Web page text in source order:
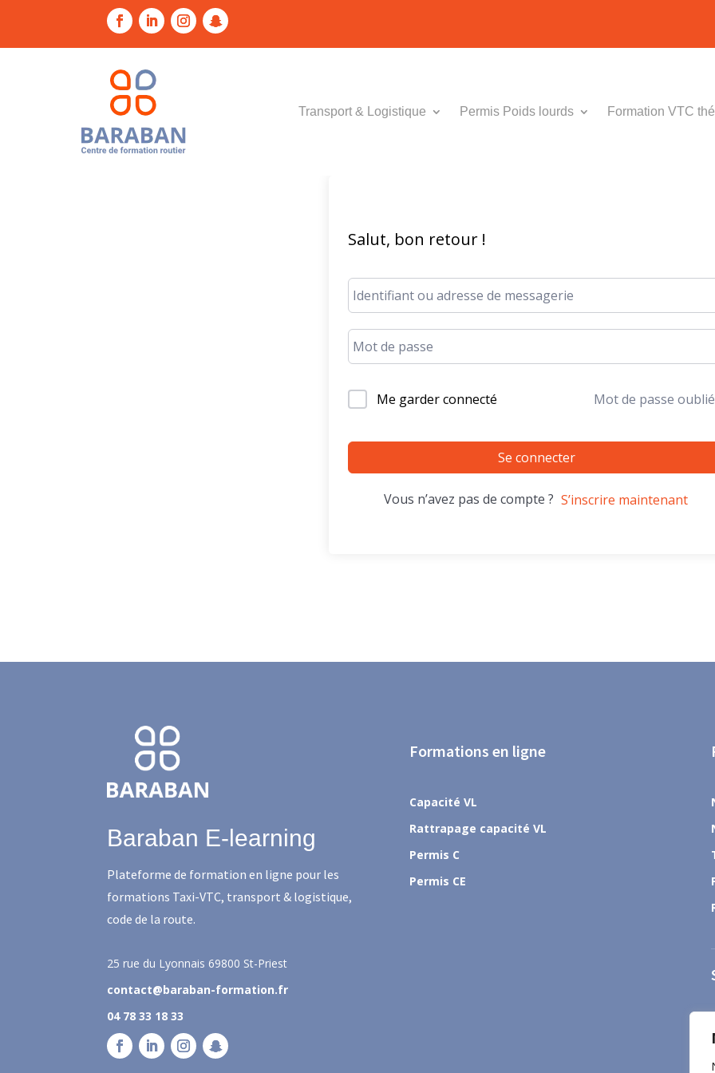
Transport & Logistique Permis Poids lourds Formation VTC
Salut, bon retour !
Me garder connecté Mot de passe
Se connecter
Vous n’avez pas de compte ? S’inscrire maintenant
Baraban E-learning
Plateforme de formation en ligne pour les
formations Taxi-VTC, transport & logistique,
code de la route.
25 rue du Lyonnais 69800 St-Priest
contact@baraban-formation.fr
04 78 33 18 33
Formations en ligne
Capacité VL
Rattrapage capacité VL
Permis C
Permis CE